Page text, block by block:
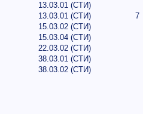
13.03.01 (СТИ)
13.03.01 (СТИ)
15.03.02 (СТИ)
15.03.04 (СТИ)
22.03.02 (СТИ)
38.03.01 (СТИ)
38.03.02 (СТИ)
7